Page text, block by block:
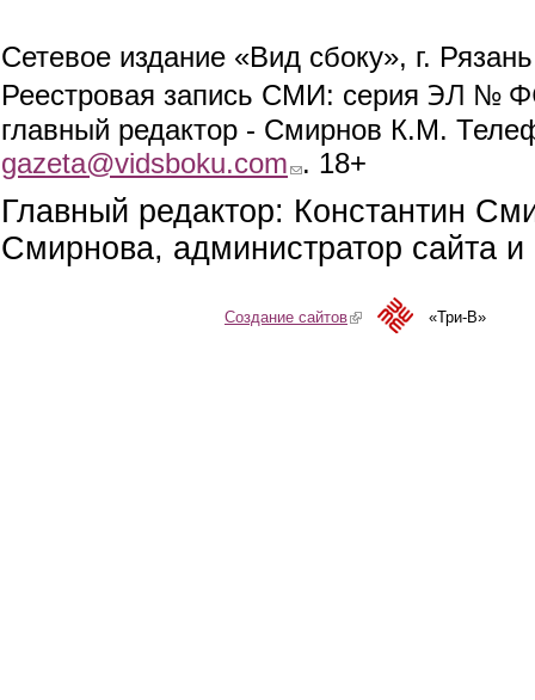
Сетевое издание «Вид сбоку», г.
Реестровая запись СМИ: серия ЭЛ №
главный редактор - Смирнов К.М.
gazeta@vidsboku.com (link sends e-mail)
. 18+
Главный редактор: Константин
Смирнова, администратор сайта
Создание сайтов(link is external)«Три-В»